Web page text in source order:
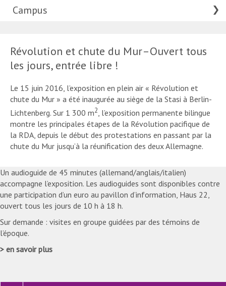
Campus
Révolution et chute du Mur–Ouvert tous
les jours, entrée libre !
Le 15 juin 2016, l’exposition en plein air « Révolution et
chute du Mur » a été inaugurée au siège de la Stasi à Berlin-
Lichtenberg. Sur 1 300 m2, l’exposition permanente bilingue
montre les principales étapes de la Révolution pacifique de
la RDA, depuis le début des protestations en passant par la
chute du Mur jusqu’à la réunification des deux Allemagne.
Un audioguide de 45 minutes (allemand/anglais/italien)
accompagne l’exposition. Les audioguides sont disponibles contre
une participation d’un euro au pavillon d’information, Haus 22,
ouvert tous les jours de 10 h à 18 h.
Sur demande : visites en groupe guidées par des témoins de
l’époque.
en savoir plus